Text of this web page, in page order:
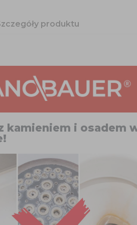
produktu
kamieniem i osadem